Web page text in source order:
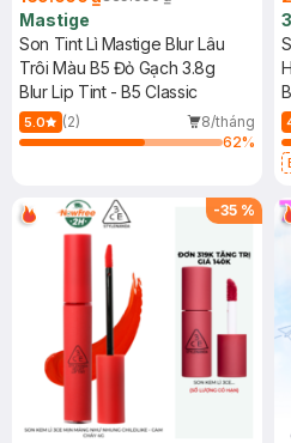
Mastige
Son Tint Lì Mastige Blur Lâu
Trôi Màu B5 Đỏ Gạch 3.8g
Blur Lip Tint - B5 Classic
5.0 (2)
8/tháng
62%
-35 %